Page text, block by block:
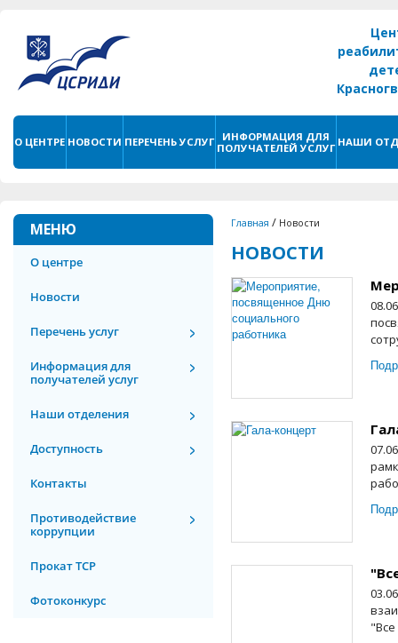
О ЦЕНТРЕ НОВОСТИ ПЕРЕЧЕНЬ УСЛУГ
ИНФОРМАЦИЯ ДЛЯ
ПОЛУЧАТЕЛЕЙ УСЛУГ НАШИ
МЕНЮ
О центре
Новости
Перечень услуг
Информация для
получателей услуг
Наши отделения
Доступность
Контакты
Противодействие
коррупции
Прокат ТСР
Фотоконкурс
Главная / Новости
НОВОСТИ